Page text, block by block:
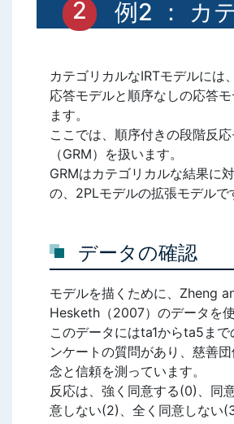
例2 ： カ
カテゴリカルなIRTモデルには
応答モデルと順序なしの応答
ます。
ここでは、順序付きの段階反
（GRM）を扱います。
GRMはカテゴリカルな結果に
の、2PLモデルの拡張モデルで
データの確認
モデルを描くために、Zheng
Hesketh（2007）のデータを使
このデータにはta1からta5ま
ンケートの質問があり、慈善
念と信頼を測っています。
反応は、強く同意する(0)、同
意しない(2)、全く同意しない